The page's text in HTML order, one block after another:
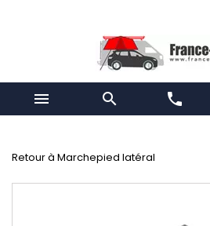
  phone
Retour à Marchepied latéral